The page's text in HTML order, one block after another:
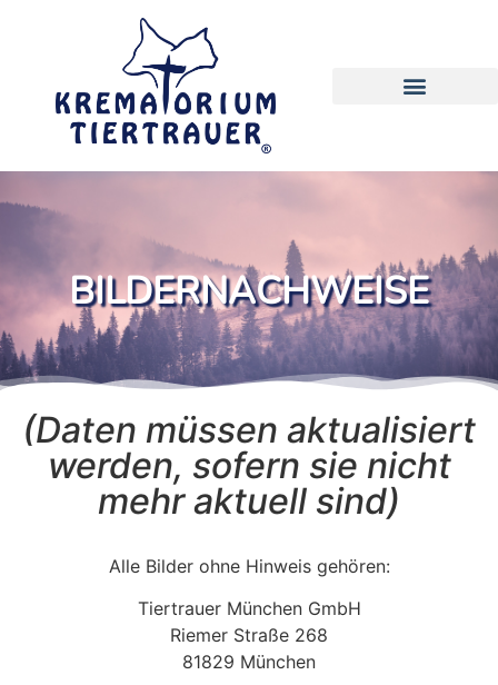
BILDERNACHWEISE
(Daten müssen aktualisiert
werden, sofern sie nicht
mehr aktuell sind)
Alle Bilder ohne Hinweis gehören:
Tiertrauer München GmbH
Riemer Straße 268
81829 München